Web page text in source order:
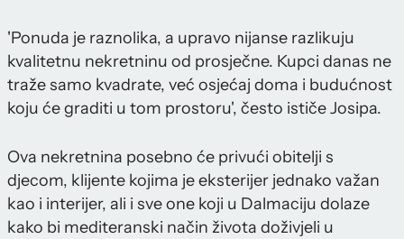
'Ponuda je raznolika, a upravo nijanse razlikuju
kvalitetnu nekretninu od prosječne. Kupci danas ne
traže samo kvadrate, već osjećaj doma i budućnost
koju će graditi u tom prostoru', često ističe Josipa.
Ova nekretnina posebno će privući obitelji s
djecom, klijente kojima je eksterijer jednako važan
kao i interijer, ali i sve one koji u Dalmaciju dolaze
kako bi mediteranski način života doživjeli u